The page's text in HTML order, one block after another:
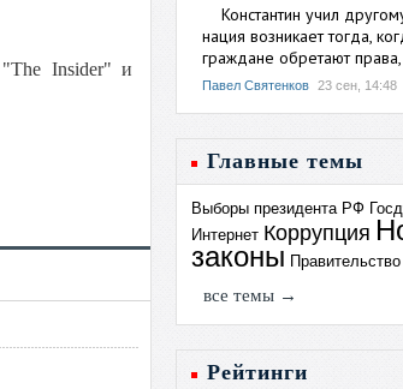
Insider" и
Константин учил
нация возникает тогда,
граждане обретают права,
Павел Святенков 23 сен, 14:48
Главные темы
Выборы президента РФ
Интернет Коррупция
законы Правительство
все темы →
Рейтинги